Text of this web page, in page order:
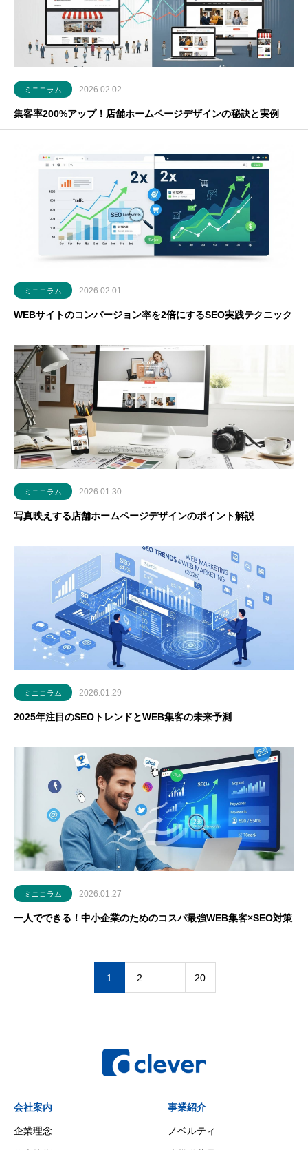
ミニコラム 2026.02.02
集客率200%アップ！店舗ホームページデザインの秘訣と実例
ミニコラム 2026.02.01
WEBサイトのコンバージョン率を2倍にするSEO実践テクニック
ミニコラム 2026.01.30
写真映えする店舗ホームページデザインのポイント解説
ミニコラム 2026.01.29
2025年注目のSEOトレンドとWEB集客の未来予測
ミニコラム 2026.01.27
一人でできる！中小企業のためのコスパ最強WEB集客×SEO対策
1 2 20
会社案内
企業理念
事業紹介
ノベルティ